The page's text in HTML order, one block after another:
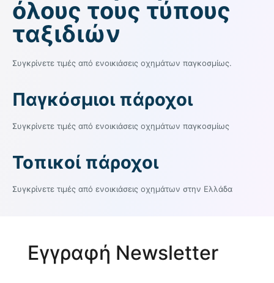
όλους τους τύπους
ταξιδιών
Συγκρίνετε τιμές από ενοικιάσεις οχημάτων παγκοσμίως.
Παγκόσμιοι πάροχοι
Συγκρίνετε τιμές από ενοικιάσεις οχημάτων παγκοσμίως
Τοπικοί πάροχοι
Συγκρίνετε τιμές από ενοικιάσεις οχημάτων στην Ελλάδα
Εγγραφή Newsletter